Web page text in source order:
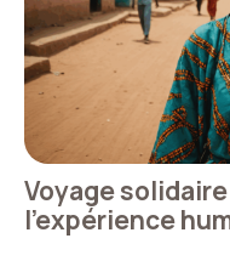
Voyage
l’expérience